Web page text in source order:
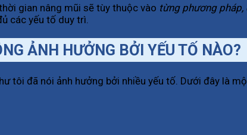
gian nâng mũi sẽ tùy thuộc vào từng phương
các yếu tố duy trì.
ẢNH HƯỞNG BỞI YẾU TỐ NÀO?
tôi đã nói ảnh hưởng bởi nhiều yếu tố. Dưới đây là